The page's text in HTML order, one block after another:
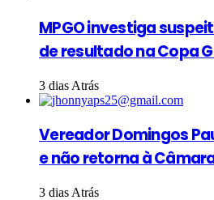
MPGO investiga
de resultado na Copa
3 dias Atrás
Vereador Domingos
e não retorna à
3 dias Atrás